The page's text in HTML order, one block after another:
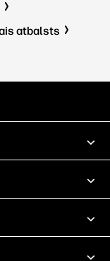
atbalsts